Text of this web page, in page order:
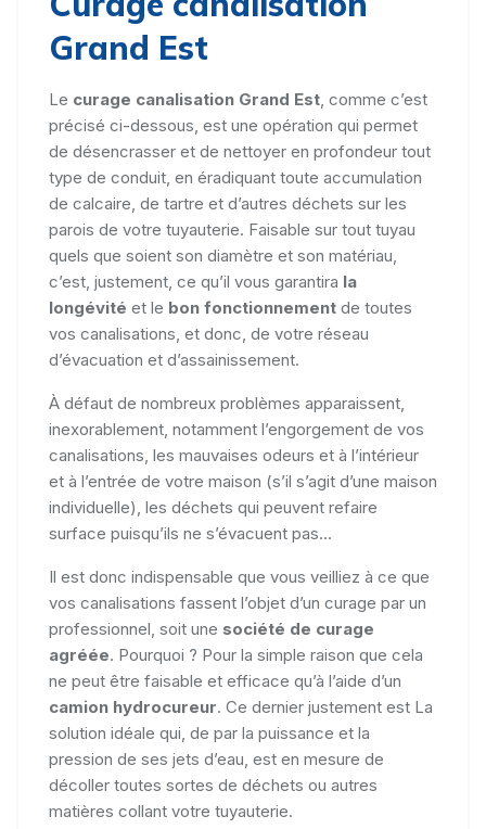
Grand Est
Le curage canalisation Grand Est, comme c’est
précisé ci-dessous, est une opération qui permet
de désencrasser et de nettoyer en profondeur tout
type de conduit, en éradiquant toute accumulation
de calcaire, de tartre et d’autres déchets sur les
parois de votre tuyauterie. Faisable sur tout tuyau
quels que soient son diamètre et son matériau,
c’est, justement, ce qu’il vous garantira la
longévité et le bon fonctionnement de toutes
vos canalisations, et donc, de votre réseau
d’évacuation et d’assainissement.
À défaut de nombreux problèmes apparaissent,
inexorablement, notamment l’engorgement de vos
canalisations, les mauvaises odeurs et à l’intérieur
et à l’entrée de votre maison (s’il s’agit d’une maison
individuelle), les déchets qui peuvent refaire
surface puisqu’ils ne s’évacuent pas...
Il est donc indispensable que vous veilliez à ce que
vos canalisations fassent l’objet d’un curage par un
professionnel, soit une société de curage
agréée. Pourquoi ? Pour la simple raison que cela
ne peut être faisable et efficace qu’à l’aide d’un
camion hydrocureur. Ce dernier justement est La
solution idéale qui, de par la puissance et la
pression de ses jets d’eau, est en mesure de
décoller toutes sortes de déchets ou autres
matières collant votre tuyauterie.